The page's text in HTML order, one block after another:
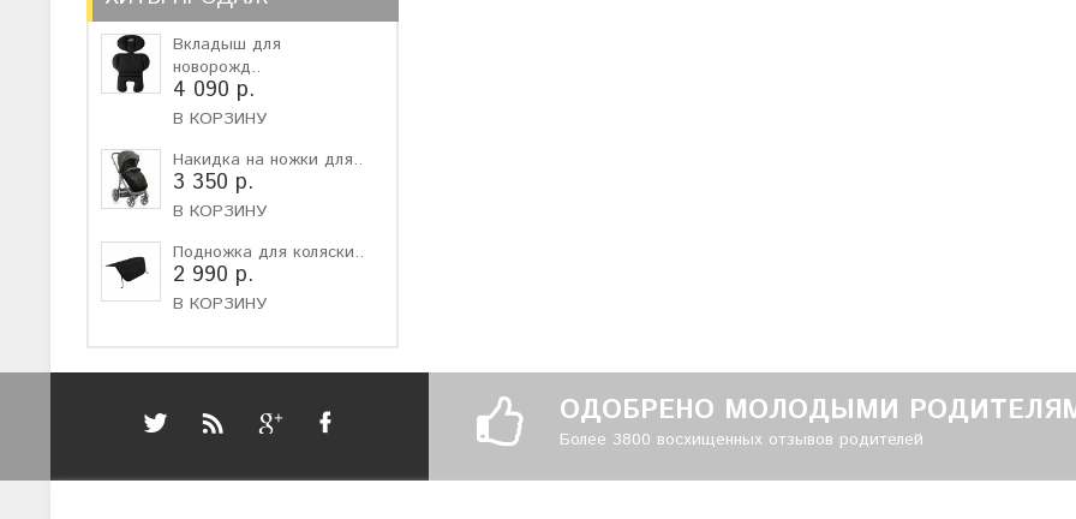
Вкладыш для
новорожд..
4 090 р.
В КОРЗИНУ
Накидка на ножки для..
3 350 р.
В КОРЗИНУ
Подножка для коляски..
2 990 р.
В КОРЗИНУ
ОДОБРЕНО МОЛОДЫМИ
Более 3800 восхищенных отзывов родителей